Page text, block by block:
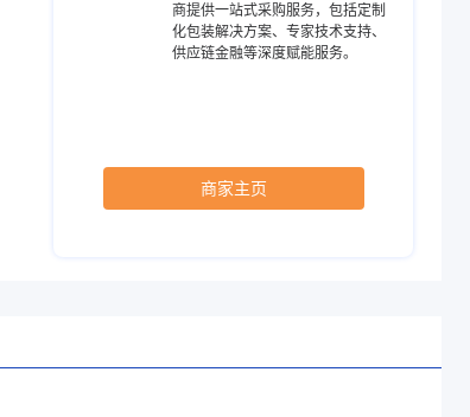
商提供一站式采购服务，包括定制
化包装解决方案、专家技术支持、
供应链金融等深度赋能服务。
商家主页